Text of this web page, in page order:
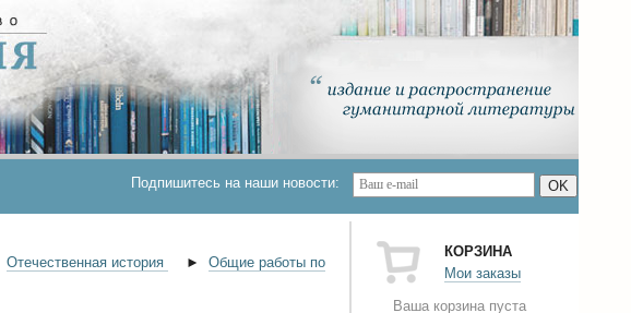
Подпишитесь на наши новости: OK
КОРЗИНА
Мои заказы
Ваша корзина пуста
Отечественная история ► Общие работы по